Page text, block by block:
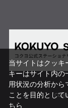
当サイトはクッ
キーはサイト内の
用状況の分析から
ことを目的として
ちら